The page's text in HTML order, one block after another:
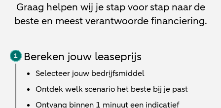
Graag helpen wij je stap voor stap naar de
beste en meest verantwoorde financiering.
Bereken jouw leaseprijs
Selecteer jouw bedrijfsmiddel
Ontdek welk scenario het beste bij je past
Ontvang binnen 1 minuut een indicatief